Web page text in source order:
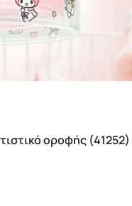
οροφής (41252)